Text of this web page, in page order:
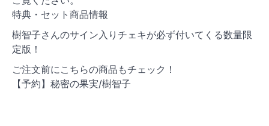
特典・セット商品情報
樹智子さんのサイン入りチェキが必ず付いてくる数量限
定版！
ご注文前にこちらの商品もチェック！
【予約】秘密の果実/樹智子